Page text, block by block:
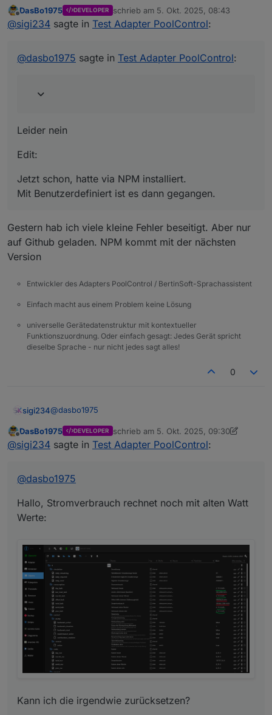
Nun aber. Jedenfalls bei mir
Leider nein
Offline
DasBo1975 DEVELOPER schrieb am 5. Okt. 2025, 08:43
zuletzt editiert von
@sigi234 sagte in Test Adapter PoolControl:
@dasbo1975 sagte in Test Adapter PoolControl:
Leider nein
Edit:
Jetzt schon, hatte via NPM installiert.
Mit Benutzerdefiniert ist es dann gegangen.
Gestern hab ich viele kleine Fehler beseitigt. Aber nur
auf Github geladen. NPM kommt mit der nächsten
Version
Entwickler des Adapters PoolControl / BertinSoft-Sprachassistent
Einfach macht aus einem Problem keine Lösung
universelle Gerätedatenstruktur mit kontextueller
Funktionszuordnung. Oder einfach gesagt: Jedes Gerät spricht
dieselbe Sprache - nur nicht jedes sagt alles!
0
sigi234@dasbo1975
Hallo, Stromverbrauch rechnet noch mit alten Watt
Werte:
Kann ich die irgendwie zurücksetzen?
Offline
DasBo1975 DEVELOPER schrieb am 5. Okt. 2025, 09:30
zuletzt editiert von DasBo197510. Mai
@sigi234 sagte in Test Adapter PoolControl:
@dasbo1975
Hallo, Stromverbrauch rechnet noch mit alten Watt
Werte:
Kann ich die irgendwie zurücksetzen?